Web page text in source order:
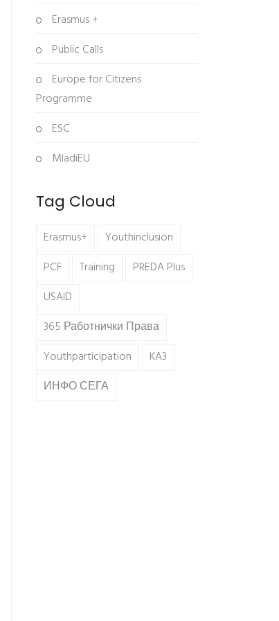
Erasmus +
Public Calls
Europe for Citizens
Programme
ESC
MladiEU
Tag Cloud
Erasmus+
Youthinclusion
PCF
Training
PREDA Plus
USAID
365 Работнички Права
Youthparticipation
KA3
ИНФО СЕГА